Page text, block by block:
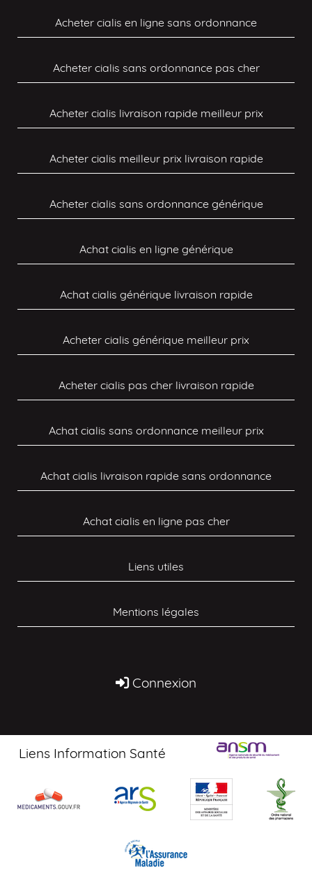
Acheter cialis en ligne sans ordonnance
Acheter cialis sans ordonnance pas cher
Acheter cialis livraison rapide meilleur prix
Acheter cialis meilleur prix livraison rapide
Acheter cialis sans ordonnance générique
Achat cialis en ligne générique
Achat cialis générique livraison rapide
Acheter cialis générique meilleur prix
Acheter cialis pas cher livraison rapide
Achat cialis sans ordonnance meilleur prix
Achat cialis livraison rapide sans ordonnance
Achat cialis en ligne pas cher
Liens utiles
Mentions légales
Connexion
Liens Information Santé